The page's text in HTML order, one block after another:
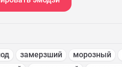
замерзший морозный